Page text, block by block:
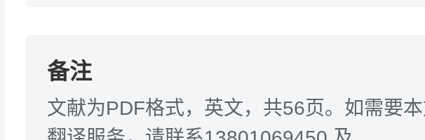
备注
文献为PDF格式，英文，共56页。如需要